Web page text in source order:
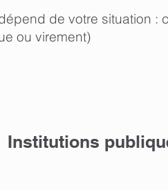
de votre situation :
ou virement)
Institutions